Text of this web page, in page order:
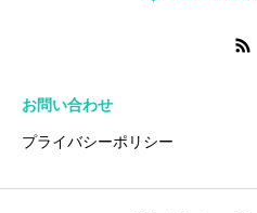
お問い合わせ
プライバシーポリシー